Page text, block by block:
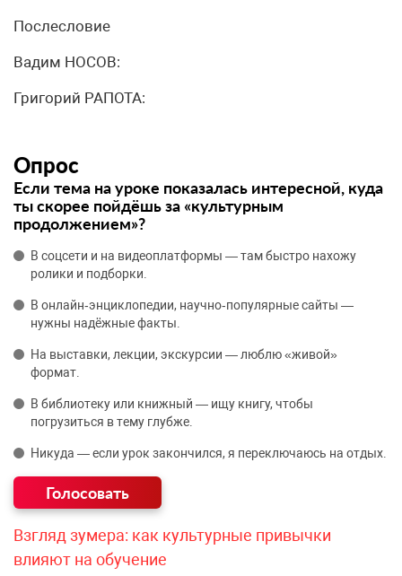
Послесловие
Вадим НОСОВ:
Григорий РАПОТА:
Опрос
Если тема на уроке показалась интересной, куда
ты скорее пойдёшь за «культурным
продолжением»?
В соцсети и на видеоплатформы — там быстро нахожу
ролики и подборки.
В онлайн‑энциклопедии, научно‑популярные сайты —
нужны надёжные факты.
На выставки, лекции, экскурсии — люблю «живой»
формат.
В библиотеку или книжный — ищу книгу, чтобы
погрузиться в тему глубже.
Никуда — если урок закончился, я переключаюсь на отдых.
Взгляд зумера: как культурные привычки
влияют на обучение